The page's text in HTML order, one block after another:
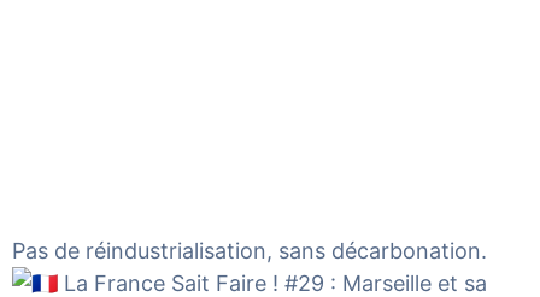
Pas de réindustrialisation, sans décarbonation.
La France Sait Faire ! #29 : Marseille et sa